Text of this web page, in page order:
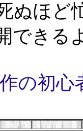
ぬほど
できる
の初